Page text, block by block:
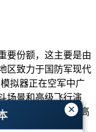
×
要份额，这主要是由
区致力于国防军现代
拟器正在空军中广
场景和高级飞行演
中在美国，美国对高